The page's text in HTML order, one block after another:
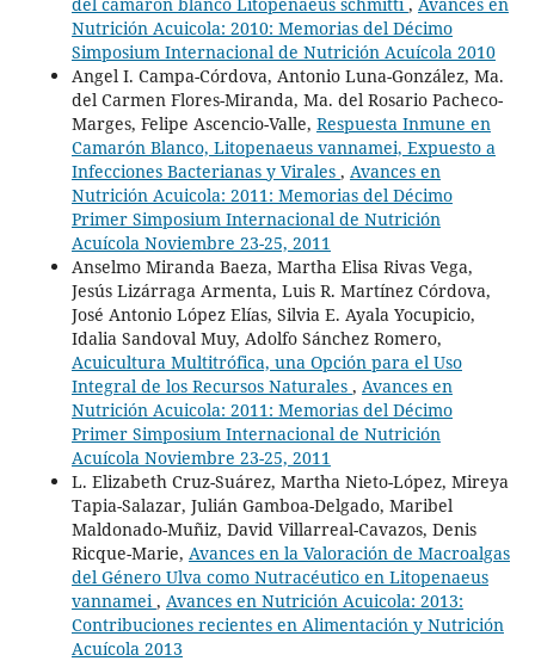
Nutrición Acuicola: 2010: Memorias del Décimo
Simposium Internacional de Nutrición Acuícola 2010
Angel I. Campa-Córdova, Antonio Luna-González, Ma.
del Carmen Flores-Miranda, Ma. del Rosario Pacheco-
Marges, Felipe Ascencio-Valle, Respuesta Inmune en
Camarón Blanco, Litopenaeus vannamei, Expuesto a
Infecciones Bacterianas y Virales , Avances en
Nutrición Acuicola: 2011: Memorias del Décimo
Primer Simposium Internacional de Nutrición
Acuícola Noviembre 23-25, 2011
Anselmo Miranda Baeza, Martha Elisa Rivas Vega,
Jesús Lizárraga Armenta, Luis R. Martínez Córdova,
José Antonio López Elías, Silvia E. Ayala Yocupicio,
Idalia Sandoval Muy, Adolfo Sánchez Romero,
Acuicultura Multitrófica, una Opción para el Uso
Integral de los Recursos Naturales , Avances en
Nutrición Acuicola: 2011: Memorias del Décimo
Primer Simposium Internacional de Nutrición
Acuícola Noviembre 23-25, 2011
L. Elizabeth Cruz-Suárez, Martha Nieto-López, Mireya
Tapia-Salazar, Julián Gamboa-Delgado, Maribel
Maldonado-Muñiz, David Villarreal-Cavazos, Denis
Ricque-Marie, Avances en la Valoración de Macroalgas
del Género Ulva como Nutracéutico en Litopenaeus
vannamei, Avances en Nutrición Acuicola: 2013:
Contribuciones recientes en Alimentación y Nutrición
Acuícola 2013